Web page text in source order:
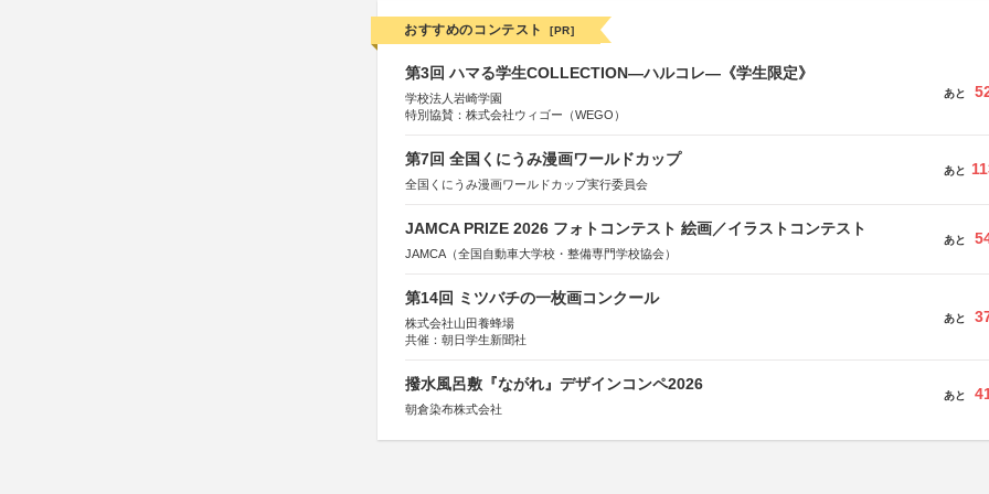
おすすめのコンテスト [PR]
第3回 ハマる学生COLLECTION―ハルコレ―《学生限定》
学校法人岩崎学園
特別協賛：株式会社ウィゴー（WEGO）
あと
第7回 全国くにうみ漫画ワールドカップ
全国くにうみ漫画ワールドカップ実行委員会
あと
JAMCA PRIZE 2026 フォトコンテスト 絵画／イラストコンテスト
JAMCA（全国自動車大学校・整備専門学校協会）
あと
第14回 ミツバチの一枚画コンクール
株式会社山田養蜂場
共催：朝日学生新聞社
あと
撥水風呂敷『ながれ』デザインコンペ2026
朝倉染布株式会社
あと